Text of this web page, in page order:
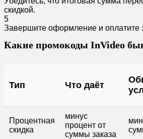
скидкой.
5
Завершите оформление и оплатите
Какие промокоды InVideo
Тип Что даёт
Процентная
скидка
минус
процент от
суммы заказа